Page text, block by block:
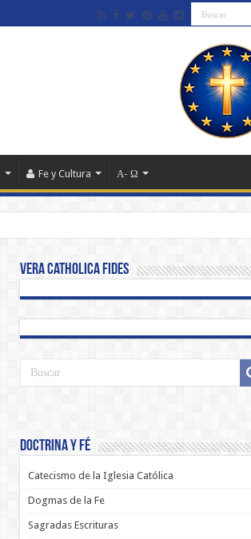
Fe y Cultura Α- Ω
Vera Catholica Fides
Doctrina y Fé
Catecismo de la Iglesia Católica
Dogmas de la Fe
Sagradas Escrituras